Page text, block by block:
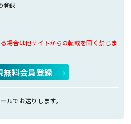
登録
場合は他サイトからの転載を固く禁じま
無料会員登録
ルでお送りします。